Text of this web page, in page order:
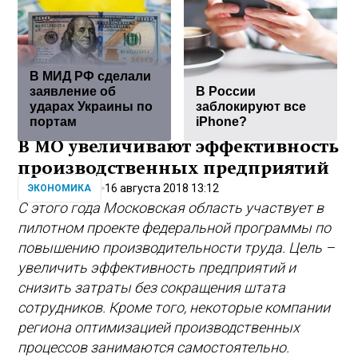
В МИД РФ сделали
заявление об
ударах Украины по
портам
В России
заблокируют все
iPhone?
В МО увеличивают эффективность
производственных предприятий
ЭКОНОМИКА 16 августа 2018 13:12
С этого года Московская область участвует в
пилотном проекте федеральной программы по
повышению производительности труда. Цель –
увеличить эффективность предприятий и
снизить затраты без сокращения штата
сотрудников. Кроме того, некоторые компании
региона оптимизацией производственных
процессов занимаются самостоятельно.